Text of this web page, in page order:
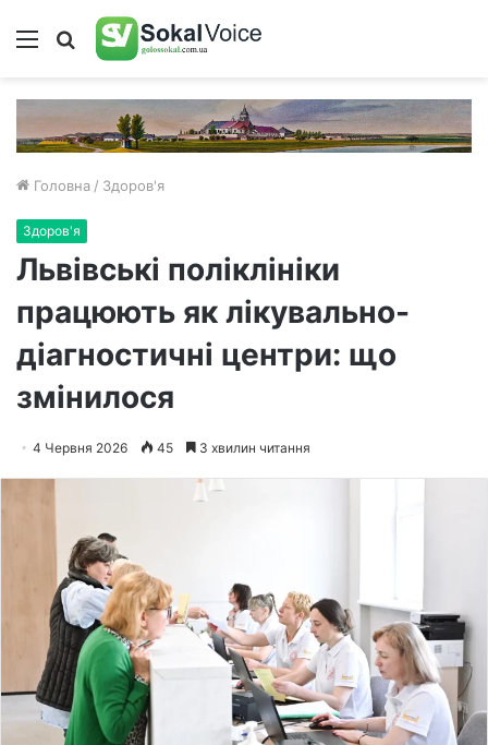
Меню Пошук
Головна / Здоров'я
Здоров'я
Львівські поліклініки
працюють як лікувально-
діагностичні центри: що
змінилося
4 Червня 2026 45 3 хвилин читання